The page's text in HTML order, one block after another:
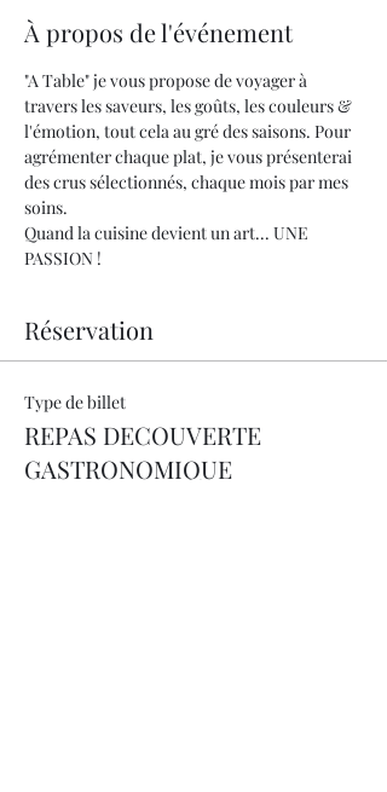
À propos de l'événement
"A Table" je vous propose de voyager à
travers les saveurs, les goûts, les couleurs &
l'émotion, tout cela au gré des saisons. Pour
agrémenter chaque plat, je vous présenterai
des crus sélectionnés, chaque mois par mes
soins.
Quand la cuisine devient un art... UNE
PASSION !
Réservation
Type de billet
REPAS DECOUVERTE
GASTRONOMIQUE